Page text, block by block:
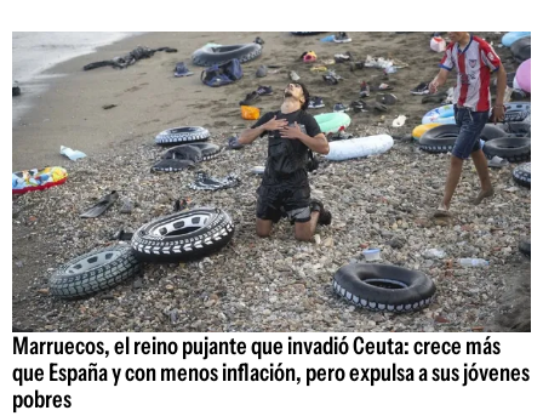
Marruecos, el reino pujante que invadió Ceuta: crece más
que España y con menos inflación, pero expulsa a sus jóvenes
pobres